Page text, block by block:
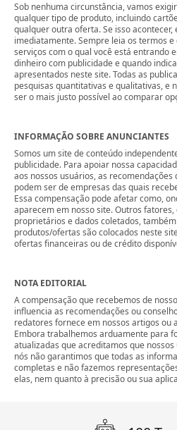
Sob nenhuma circunstância, vamos
qualquer tipo de produto, incluindo
qualquer outra oferta. Se isso
imediatamente. Sempre leia os termos
serviços com o qual você está entrando
dinheiro com publicidade e quando
apresentados neste site. Todas as
pesquisas quantitativas e qualitativas, e
ser o mais justo possível ao comparar
INFORMAÇÃO SOBRE ANUNCIANTES
Somos um site de conteúdo
publicidade. Para apoiar nossa
aos nossos usuários, as
podem ser de empresas das quais
Essa compensação pode afetar como,
aparecem em nosso site. Outros
proprietários e dados coletados,
produtos/ofertas são colocados neste
ofertas financeiras ou de crédito
NOTA EDITORIAL
A compensação que recebemos de
influencia as recomendações ou
redatores fornece em nossos artigos ou
Embora trabalhemos arduamente para
atualizadas que acreditamos que
nós não garantimos que todas as
completas e não fazemos
elas, nem quanto à precisão ou sua